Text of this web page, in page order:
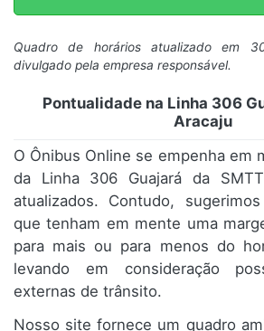
Quadro de horários atualizado em
divulgado pela empresa responsável.
Pontualidade na Linha 306
Aracaju
O Ônibus Online se empenha em
da Linha 306 Guajará da
atualizados. Contudo,
que tenham em mente uma
para mais ou para menos do
levando em consideração
externas de trânsito.
Nosso site fornece um quadro